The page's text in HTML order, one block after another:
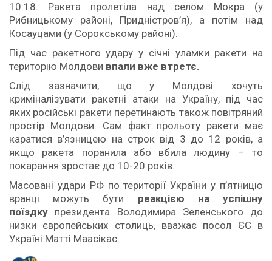
10:18. Ракета пролетіла над селом Мокра (у
Рибницькому районі, Придністров’я), а потім над
Косауцами (у Сорокському районі).
Під час ракетного удару у січні уламки ракети на
територію Молдови впали вже втретє.
Слід зазначити, що у Молдові хочуть
криміналізувати ракетні атаки на Україну, під час
яких російські ракети перетинають також повітряний
простір Молдови. Сам факт прольоту ракети має
каратися в’язницею на строк від 3 до 12 років, а
якщо ракета поранила або вбила людину – то
покарання зростає до 10-20 років.
Масовані удари РФ по території України у п’ятницю
вранці можуть бути реакцією на успішну
поїздку президента Володимира Зеленського до
низки європейських столиць, вважає посол ЄС в
Україні Матті Маасікас.